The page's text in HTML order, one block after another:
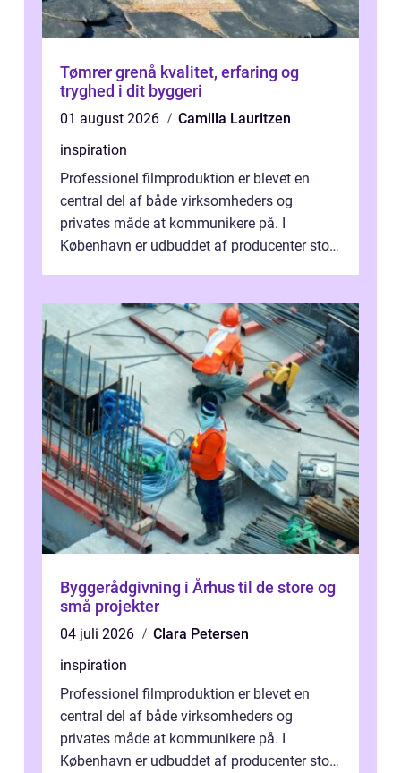
Tømrer grenå kvalitet, erfaring og
tryghed i dit byggeri
01 august 2026
Camilla Lauritzen
inspiration
Professionel filmproduktion er blevet en
central del af både virksomheders og
privates måde at kommunikere på. I
København er udbuddet af producenter stort,
Byggerådgivning i Århus til de store og
små projekter
04 juli 2026
Clara Petersen
inspiration
Professionel filmproduktion er blevet en
central del af både virksomheders og
privates måde at kommunikere på. I
København er udbuddet af producenter stort,